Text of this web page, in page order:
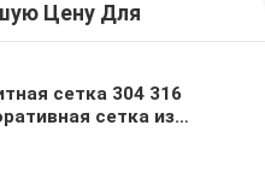
Цену Для
сетка 304 316
сетка из